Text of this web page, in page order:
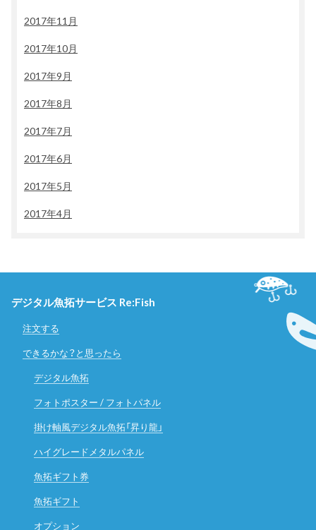
2017年11月
2017年10月
2017年9月
2017年8月
2017年7月
2017年6月
2017年5月
2017年4月
デジタル魚拓サービス Re:Fish
注文する
できるかな？と思ったら
デジタル魚拓
フォトポスター / フォトパネル
掛け軸風デジタル魚拓「昇り龍」
ハイグレードメタルパネル
魚拓ギフト券
魚拓ギフト
オプション